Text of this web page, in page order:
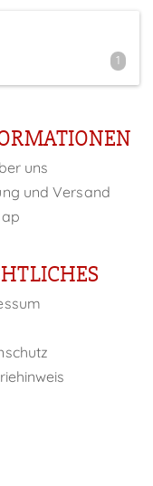
1
uns
und Versand